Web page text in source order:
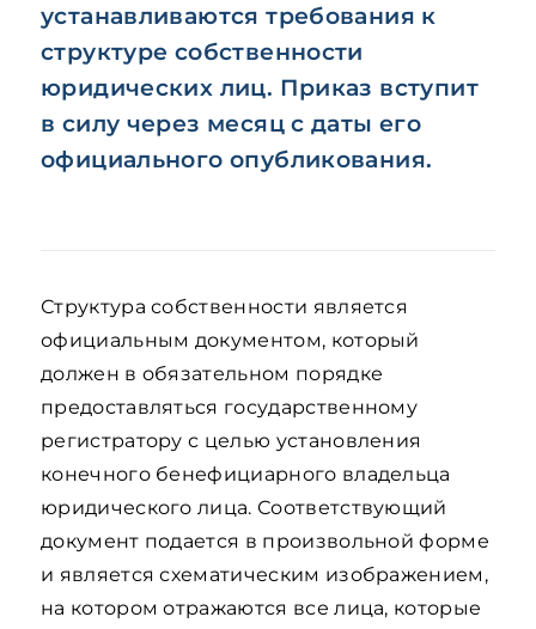
устанавливаются требования к
структуре собственности
юридических лиц. Приказ вступит
в силу через месяц с даты его
официального опубликования.
Структура собственности является
официальным документом, который
должен в обязательном порядке
предоставляться государственному
регистратору с целью установления
конечного бенефициарного владельца
юридического лица. Соответствующий
документ подается в произвольной форме
и является схематическим изображением,
на котором отражаются все лица, которые